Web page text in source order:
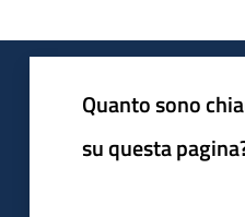
Quanto sono
su questa